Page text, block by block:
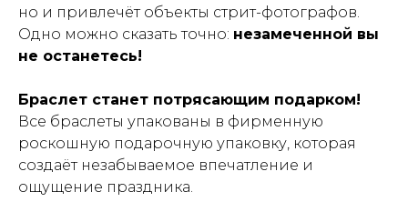
но и привлечёт объекты стрит-фотографов.
Одно можно сказать точно: незамеченной вы
не останетесь!
Браслет станет потрясающим подарком!
Все браслеты упакованы в фирменную
роскошную подарочную упаковку, которая
создаёт незабываемое впечатление и
ощущение праздника.